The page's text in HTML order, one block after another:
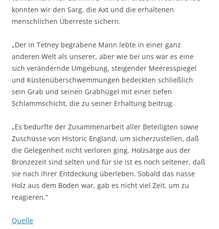
konnten wir den Sarg, die Axt und die erhaltenen
menschlichen Überreste sichern.
„Der in Tetney begrabene Mann lebte in einer ganz
anderen Welt als unserer, aber wie bei uns war es eine
sich verändernde Umgebung, steigender Meeresspiegel
und Küstenüberschwemmungen bedeckten schließlich
sein Grab und seinen Grabhügel mit einer tiefen
Schlammschicht, die zu seiner Erhaltung beitrug.
„Es bedurfte der Zusammenarbeit aller Beteiligten sowie
Zuschüsse von Historic England, um sicherzustellen, daß
die Gelegenheit nicht verloren ging. Holzsärge aus der
Bronzezeit sind selten und für sie ist es noch seltener, daß
sie nach ihrer Entdeckung überleben. Sobald das nasse
Holz aus dem Boden war, gab es nicht viel Zeit, um zu
reagieren.“
Quelle